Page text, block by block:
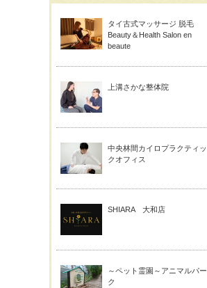
タイ古式マッサージ 脱毛
Beauty＆Health Salon en
beaute
上溝さかな整体院
中央林間カイロプラクティッ
クオフィス
SHIARA 大和店
～ペット霊園～アニマルパー
ク